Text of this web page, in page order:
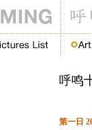
呼鸣
第一日